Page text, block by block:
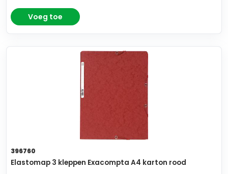
Voeg toe
396760
Elastomap 3 kleppen Exacompta A4 karton rood